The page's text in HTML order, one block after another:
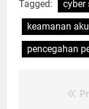
Tagged: cyber
keamanan
pencegahan